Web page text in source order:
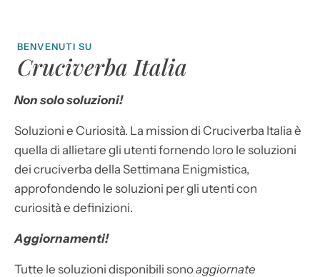
BENVENUTI SU
Cruciverba Italia
Non solo soluzioni!
Soluzioni e Curiosità. La mission di Cruciverba Italia è
quella di allietare gli utenti fornendo loro le soluzioni
dei cruciverba della Settimana Enigmistica,
approfondendo le soluzioni per gli utenti con
curiosità e definizioni.
Aggiornamenti!
Tutte le soluzioni disponibili sonoaggiornate